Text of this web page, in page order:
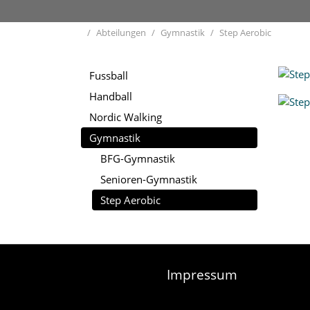
HomeAbteilungen Gymnastik Step Aerobic
Fussball
Handball
Nordic Walking
Gymnastik
BFG-Gymnastik
Senioren-Gymnastik
Step Aerobic
Impressum